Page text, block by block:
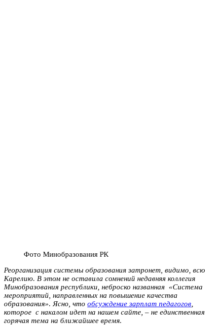
Фото Минобразования РК
Реорганизация системы образования затронет, видимо, всю
Карелию. В этом не оставила сомнений недавняя коллегия
Минобразования республики, неброско названная «Система
мероприятий, направленных на повышение качества
образования». Ясно, что обсуждение зарплат педагогов
которое с накалом идет на нашем сайте, – не единственная
горячая тема на ближайшее время.